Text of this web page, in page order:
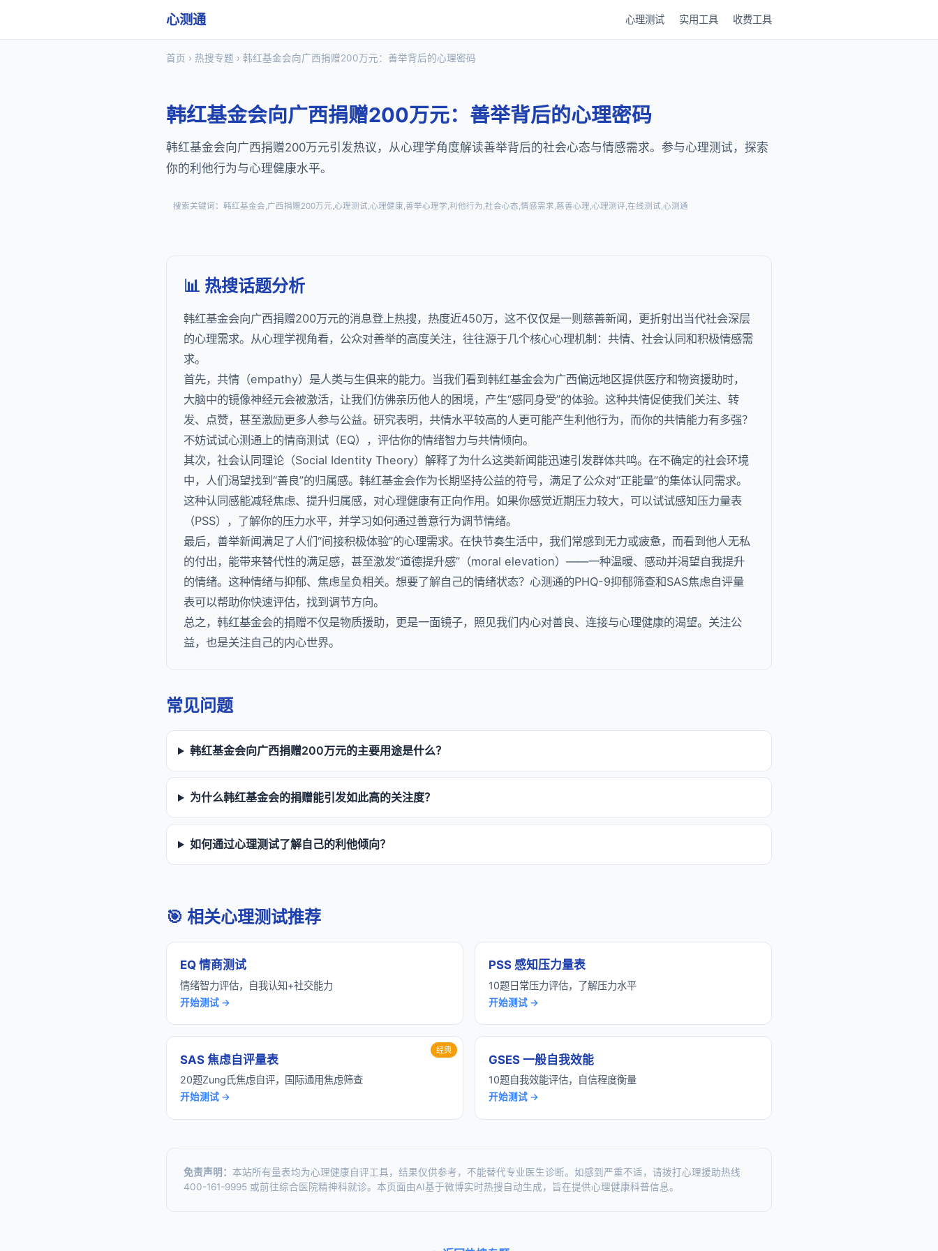
心测通 心理测试 实用工具 收费工具
首页 › 热搜专题 › 韩红基金会向广西捐赠200万元：善举背后的心理密码
韩红基金会向广西捐赠200万元：善举背后的心理密码
韩红基金会向广西捐赠200万元引发热议，从心理学角度解读善举背后的社会心态与情感需求。参与心理测试，探索
你的利他行为与心理健康水平。
搜索关键词：韩红基金会,广西捐赠200万元,心理测试,心理健康,善举心理学,利他行为,社会心态,情感需求,慈善心理,心理测评,在线测试,心测通
📊 热搜话题分析
韩红基金会向广西捐赠200万元的消息登上热搜，热度近450万，这不仅仅是一则慈善新闻，更折射出当代社会深层
的心理需求。从心理学视角看，公众对善举的高度关注，往往源于几个核心心理机制：共情、社会认同和积极情感需
求。
首先，共情（empathy）是人类与生俱来的能力。当我们看到韩红基金会为广西偏远地区提供医疗和物资援助时，
大脑中的镜像神经元会被激活，让我们仿佛亲历他人的困境，产生“感同身受”的体验。这种共情促使我们关注、转
发、点赞，甚至激励更多人参与公益。研究表明，共情水平较高的人更可能产生利他行为，而你的共情能力有多强？
不妨试试心测通上的情商测试（EQ），评估你的情绪智力与共情倾向。
其次，社会认同理论（Social Identity Theory）解释了为什么这类新闻能迅速引发群体共鸣。在不确定的社会环境
中，人们渴望找到“善良”的归属感。韩红基金会作为长期坚持公益的符号，满足了公众对“正能量”的集体认同需求。
这种认同感能减轻焦虑、提升归属感，对心理健康有正向作用。如果你感觉近期压力较大，可以试试感知压力量表
（PSS），了解你的压力水平，并学习如何通过善意行为调节情绪。
最后，善举新闻满足了人们“间接积极体验”的心理需求。在快节奏生活中，我们常感到无力或疲惫，而看到他人无私
的付出，能带来替代性的满足感，甚至激发“道德提升感”（moral elevation）——一种温暖、感动并渴望自我提升
的情绪。这种情绪与抑郁、焦虑呈负相关。想要了解自己的情绪状态？心测通的PHQ-9抑郁筛查和SAS焦虑自评量
表可以帮助你快速评估，找到调节方向。
总之，韩红基金会的捐赠不仅是物质援助，更是一面镜子，照见我们内心对善良、连接与心理健康的渴望。关注公
益，也是关注自己的内心世界。
常见问题
韩红基金会向广西捐赠200万元的主要用途是什么？
为什么韩红基金会的捐赠能引发如此高的关注度？
如何通过心理测试了解自己的利他倾向？
🎯 相关心理测试推荐
EQ 情商测试
情绪智力评估，自我认知+社交能力
开始测试 →
PSS 感知压力量表
10题日常压力评估，了解压力水平
开始测试 →
经典
SAS 焦虑自评量表
20题Zung氏焦虑自评，国际通用焦虑筛查
开始测试 →
GSES 一般自我效能
10题自我效能评估，自信程度衡量
开始测试 →
免责声明： 本站所有量表均为心理健康自评工具，结果仅供参考，不能替代专业医生诊断。如感到严重不适，请拨打心理援助热线
400-161-9995 或前往综合医院精神科就诊。本页面由AI基于微博实时热搜自动生成，旨在提供心理健康科普信息。